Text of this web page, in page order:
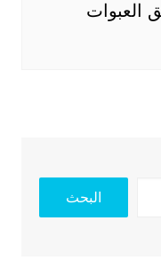
العبوات
البحث